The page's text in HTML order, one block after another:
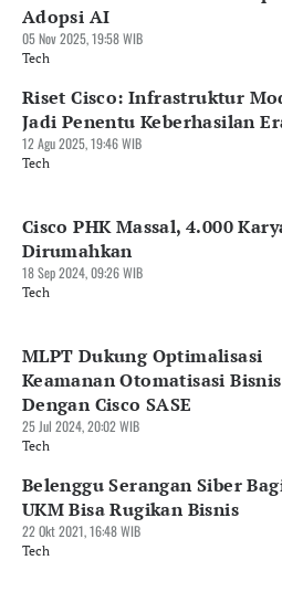
Adopsi AI
05 Nov 2025, 19:58 WIB
Tech
Riset Cisco: Infrastruktur
Jadi Penentu Keberhasilan
12 Agu 2025, 19:46 WIB
Tech
Cisco PHK Massal, 4.000
Dirumahkan
18 Sep 2024, 09:26 WIB
Tech
MLPT Dukung Optimalisasi
Keamanan Otomatisasi Bisnis
Dengan Cisco SASE
25 Jul 2024, 20:02 WIB
Tech
Belenggu Serangan Siber
UKM Bisa Rugikan Bisnis
22 Okt 2021, 16:48 WIB
Tech